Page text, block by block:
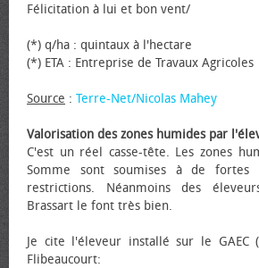
Félicitation à lui et bon vent/
(*) q/ha : quintaux à l'hectare
(*) ETA : Entreprise de Travaux Agricoles
Source : Terre-Net/Nicolas Mahey
Valorisation des zones humides par
C'est un réel casse-tête. Les zones
Somme sont soumises à de fortes
restrictions. Néanmoins des
Brassart le font très bien.
Je cite l'éleveur installé sur le GAEC
Flibeaucourt: